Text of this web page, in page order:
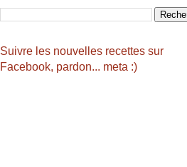
Suivre les nouvelles recettes sur
Facebook, pardon... meta :)